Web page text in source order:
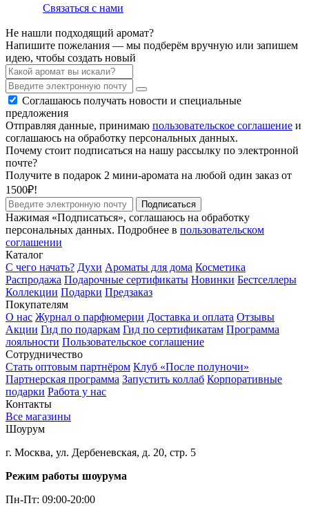
Связаться с нами
Не нашли подходящий аромат?
Напишите пожелания — мы подберём вручную или запишем
идею, чтобы создать новый
Соглашаюсь получать новости и специальные
предложения
Отправляя данные, принимаю пользовательское соглашение и
соглашаюсь на обработку персональных данных.
Почему стоит подписаться на нашу рассылку по электронной
почте?
Получите в подарок 2 мини-аромата на любой один заказ от
1500₽!
Подписаться
Нажимая «Подписаться», соглашаюсь на обработку
персональных данных. Подробнее в пользовательском
соглашении
Каталог
С чего начать? Духи Ароматы для дома Косметика
Распродажа Подарочные сертификаты Новинки Бестселлеры
Коллекции Подарки Предзаказ
Покупателям
О нас Журнал о парфюмерии Доставка и оплата Отзывы
Акции Гид по подаркам Гид по сертификатам Программа
лояльности Пользовательское соглашение
Сотрудничество
Стать оптовым партнёром Клуб «После полуночи»
Партнерская программа Запустить коллаб Корпоративные
подарки Работа у нас
Контакты
Все магазины
Шоурум
г. Москва, ул. Дербеневская, д. 20, стр. 5
Режим работы шоурума
Пн-Пт: 09:00-20:00